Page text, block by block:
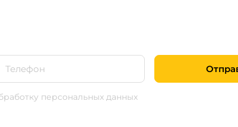
персональных данных